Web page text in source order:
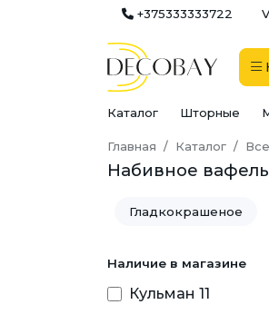
+375333333722
Каталог Шторные
Главная Каталог
Набивное
Гладкокрашеное
Наличие в магазине
Кульман 11